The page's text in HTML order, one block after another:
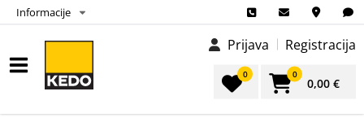
Informacije
Prijava Registracija
0 0
0,00 €